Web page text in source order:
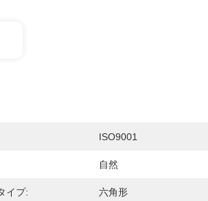
ISO9001
自然
イプ: 六角形